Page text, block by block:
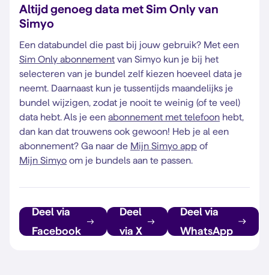
Altijd genoeg data met Sim Only van
Simyo
Een databundel die past bij jouw gebruik? Met een
Sim Only abonnement van Simyo kun je bij het
selecteren van je bundel zelf kiezen hoeveel data je
neemt. Daarnaast kun je tussentijds maandelijks je
bundel wijzigen, zodat je nooit te weinig (of te veel)
data hebt. Als je een abonnement met telefoon hebt,
dan kan dat trouwens ook gewoon! Heb je al een
abonnement? Ga naar de Mijn Simyo app of
Mijn Simyo om je bundels aan te passen.
Deel via
Facebook
Deel
via X
Deel via
WhatsApp